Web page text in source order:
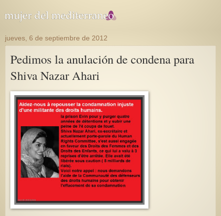
jueves, 6 de septiembre de 2012
Pedimos la anulación de condena para
Shiva Nazar Ahari